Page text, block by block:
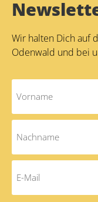
Wir halten Dich auf
Odenwald und bei